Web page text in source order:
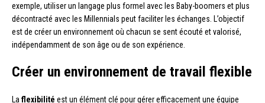
exemple, utiliser un langage plus formel avec les Baby-boomers et plus
décontracté avec les Millennials peut faciliter les échanges. L’objectif
est de créer un environnement où chacun se sent écouté et valorisé,
indépendamment de son âge ou de son expérience.
Créer un environnement de travail flexible
La flexibilité est un élément clé pour gérer efficacement une équipe